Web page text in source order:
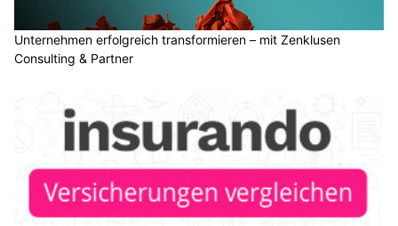
Unternehmen erfolgreich transformieren – mit Zenklusen
Consulting & Partner